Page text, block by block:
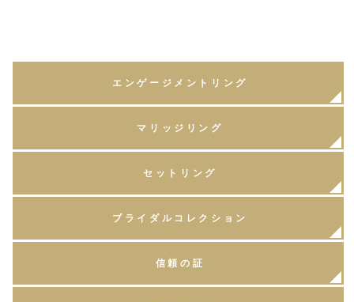
エンゲージメントリング
マリッジリング
セットリング
ブライダルコレクション
信頼の証